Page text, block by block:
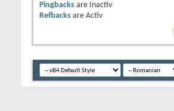
Pingbacks are
Inactiv
Refbacks are Activ